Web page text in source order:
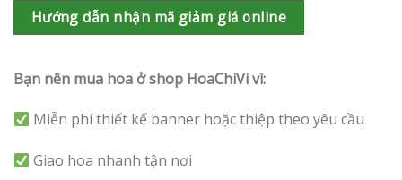
Hướng dẫn nhận mã giảm giá online
Bạn nên mua hoa ở shop HoaChiVi vì:
Miễn phí thiết kế banner hoặc thiệp theo yêu cầu
Giao hoa nhanh tận nơi